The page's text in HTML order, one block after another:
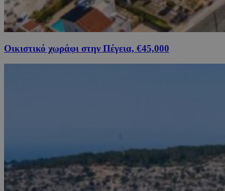
Οικιστικό χωράφι στην Πέγεια, €45,000